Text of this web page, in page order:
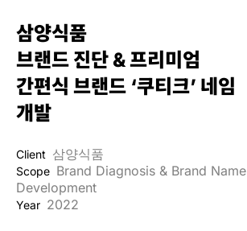
Client 삼양식품
Scope Brand Diagnosis & Brand Name
Development
Year 2022
삼양식품
브랜드 진단 & 프리미엄
간편식 브랜드 ‘쿠티크’ 네임
개발